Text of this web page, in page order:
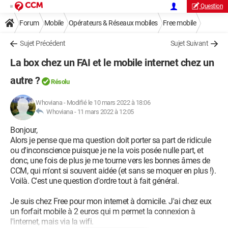
Question
Forum Mobile Opérateurs & Réseaux mobiles Free mobile
Sujet Précédent Sujet Suivant
La box chez un FAI et le mobile internet chez un
autre ?
Résolu
Whoviana- Modifié le 10 mars 2022 à 18:06
Whoviana - 11 mars 2022 à 12:05
Bonjour,
Alors je pense que ma question doit porter sa part de ridicule
ou d'inconscience puisque je ne la vois posée nulle part, et
donc, une fois de plus je me tourne vers les bonnes âmes de
CCM, qui m'ont si souvent aidée (et sans se moquer en plus !).
Voilà. C'est une question d'ordre tout à fait général.
Je suis chez Free pour mon internet à domicile. J'ai chez eux
un forfait mobile à 2 euros qui m permet la connexion à
l'internet, mais via la wifi.